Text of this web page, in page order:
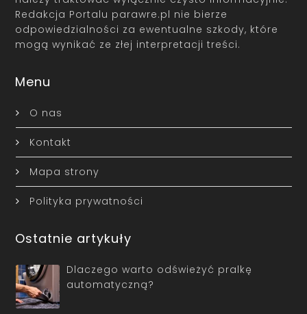
Redakcja Portalu parawre.pl nie bierze
odpowiedzialności za ewentualne szkody, które
mogą wynikać ze złej interpretacji treści.
Menu
O nas
Kontakt
Mapa strony
Polityka prywatności
Ostatnie artykuły
Dlaczego warto odświeżyć pralkę
automatyczną?